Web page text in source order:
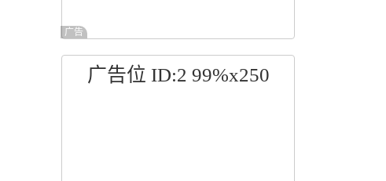
广告
广告位 ID:2 99%x250